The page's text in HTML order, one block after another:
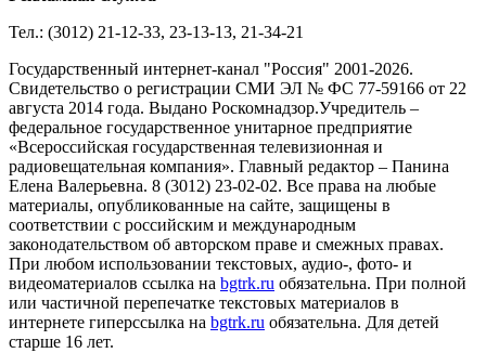
Тел.: (3012) 21-12-33, 23-13-13, 21-34-21
Государственный интернет-канал "Россия" 2001-2026.
Cвидетельство о регистрации СМИ ЭЛ № ФС 77-59166 от 22
августа 2014 года. Выдано Роскомнадзор.Учредитель –
федеральное государственное унитарное предприятие
«Всероссийская государственная телевизионная и
радиовещательная компания». Главный редактор – Панина
Елена Валерьевна. 8 (3012) 23-02-02. Все права на любые
материалы, опубликованные на сайте, защищены в
соответствии с российским и международным
законодательством об авторском праве и смежных правах.
При любом использовании текстовых, аудио-, фото- и
видеоматериалов ссылка на bgtrk.ru обязательна. При полной
или частичной перепечатке текстовых материалов в
интернете гиперссылка на bgtrk.ru обязательна. Для детей
старше 16 лет.